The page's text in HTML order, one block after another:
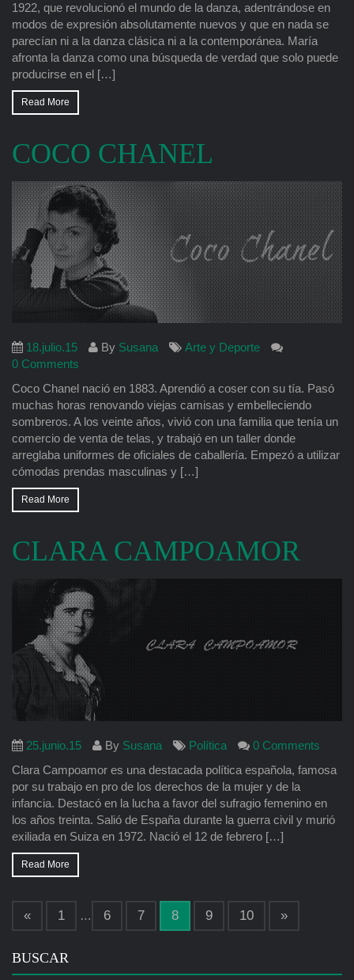
1922, que revolucionó el mundo de la danza, adentrándose en
modos de expresión absolutamente nuevos y que en nada se
parecían ni a la danza clásica ni a la contemporánea. María
afronta la danza como una búsqueda de verdad que solo puede
producirse en el […]
Read More
COCO CHANEL
18.julio.15 By Susana
Arte y Deporte
0 Comments
Coco Chanel nació en 1883. Aprendió a coser con su tía. Pasó
muchas horas renovando viejas camisas y embelleciendo
sombreros. A los veinte años, vivió con una familia que tenía un
comercio de venta de telas, y trabajó en un taller donde
arreglaba uniformes de oficiales de caballería. Empezó a utilizar
cómodas prendas masculinas y […]
Read More
CLARA CAMPOAMOR
25.junio.15 By Susana Política
0 Comments
Clara Campoamor es una destacada política española, famosa
por su trabajo en pro de los derechos de la mujer y de la
infancia. Destacó en la lucha a favor del sufragio femenino en
los años treinta. Salió de España durante la guerra civil y murió
exiliada en Suiza en 1972. Nació el 12 de febrero […]
Read More
« 1 … 6 7 8 9 10 »
BUSCAR